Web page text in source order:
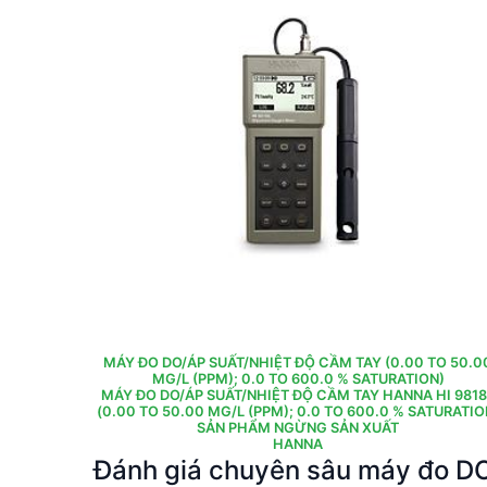
MÁY ĐO DO/ÁP SUẤT/NHIỆT ĐỘ CẦM TAY (0.00 TO
MG/L (PPM); 0.0 TO 600.0 % SATURATION)
MÁY ĐO DO/ÁP SUẤT/NHIỆT ĐỘ CẦM TAY HANNA HI
(0.00 TO 50.00 MG/L (PPM); 0.0 TO 600.0 %
SẢN PHẨM NGỪNG SẢN XUẤT
HANNA
Đánh giá chuyên sâu máy đo